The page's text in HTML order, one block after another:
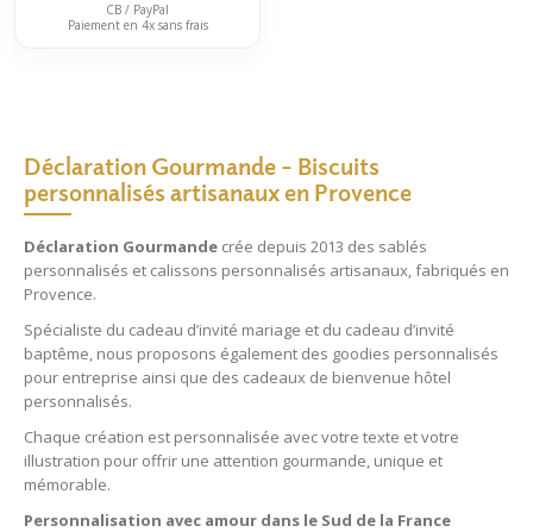
CB / PayPal
Paiement en 4x sans frais
Déclaration Gourmande – Biscuits
personnalisés artisanaux en Provence
Déclaration Gourmande crée depuis 2013 des sablés
personnalisés et calissons personnalisés artisanaux, fabriqués en
Provence.
Spécialiste du cadeau d’invité mariage et du cadeau d’invité
baptême, nous proposons également des goodies personnalisés
pour entreprise ainsi que des cadeaux de bienvenue hôtel
personnalisés.
Chaque création est personnalisée avec votre texte et votre
illustration pour offrir une attention gourmande, unique et
mémorable.
Personnalisation avec amour dans le Sud de la France